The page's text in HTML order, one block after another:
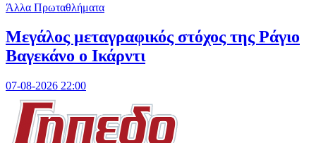
Άλλα Πρωταθλήματα
Μεγάλος μεταγραφικός στόχος της Ράγιο
Βαγεκάνο ο Ικάρντι
07-08-2026 22:00